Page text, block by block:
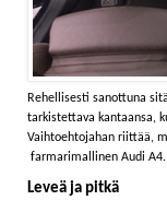
Rehellisesti sanottuna
tarkistettava kantaansa,
Vaihtoehtojahan riittää,
farmarimallinen Audi A4.
Leveä ja pitkä